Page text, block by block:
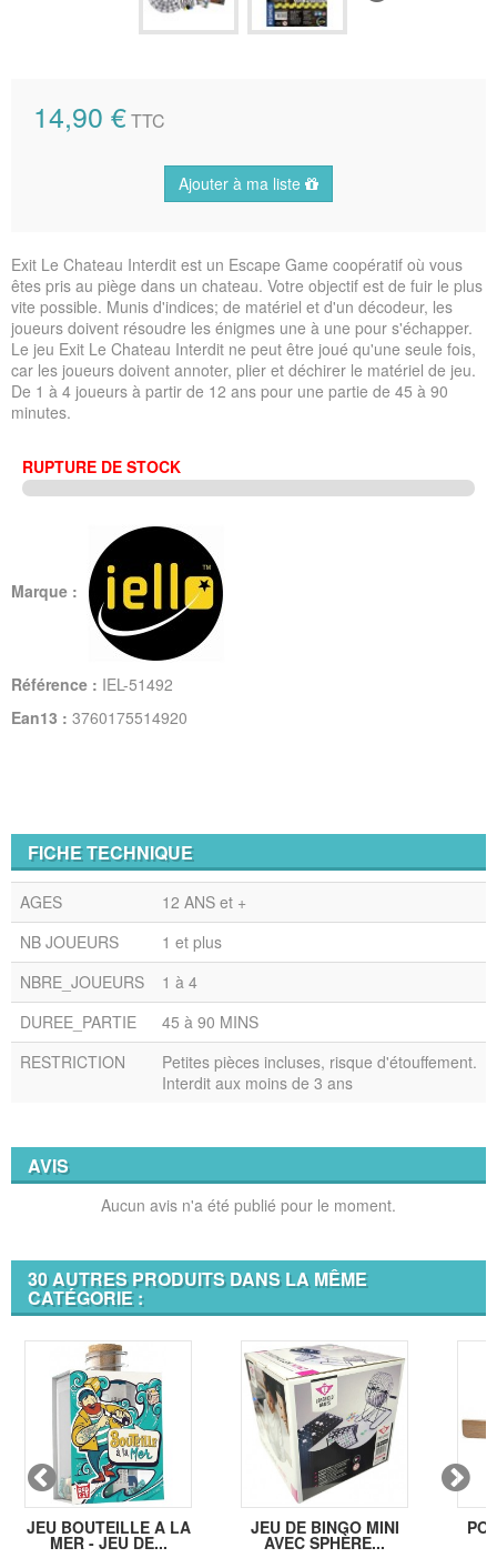
14,90 €TTC
Ajouter à ma liste
Exit Le Chateau Interdit est un Escape Game coopératif où vous
êtes pris au piège dans un chateau. Votre objectif est de fuir le plus
vite possible. Munis d'indices; de matériel et d'un décodeur, les
joueurs doivent résoudre les énigmes une à une pour s'échapper.
Le jeu Exit Le Chateau Interdit ne peut être joué qu'une seule fois,
car les joueurs doivent annoter, plier et déchirer le matériel de jeu.
De 1 à 4 joueurs à partir de 12 ans pour une partie de 45 à 90
minutes.
RUPTURE DE STOCK
Marque :
Référence : IEL-51492
Ean13 : 3760175514920
FICHE TECHNIQUE
AGES
12 ANS et +
NB JOUEURS
1 et plus
NBRE_JOUEURS
1 à 4
DUREE_PARTIE
45 à 90 MINS
RESTRICTION
Petites pièces incluses, risque d'étouffement.
Interdit aux moins de 3 ans
AVIS
Aucun avis n'a été publié pour le moment.
30 AUTRES PRODUITS DANS LA MÊME
CATÉGORIE :
JEU BOUTEILLE A LA
MER - JEU DE...
JEU DE BINGO MINI
AVEC SPHÈRE...